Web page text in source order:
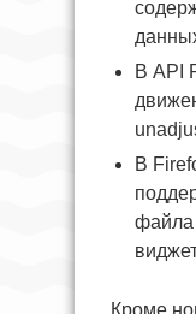
В API
В
файла